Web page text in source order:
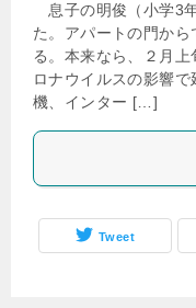
息子の明俊（小学3
た。アパートの門か
る。本来なら、２月
ロナウイルスの影響
機、インター […]
Tweet